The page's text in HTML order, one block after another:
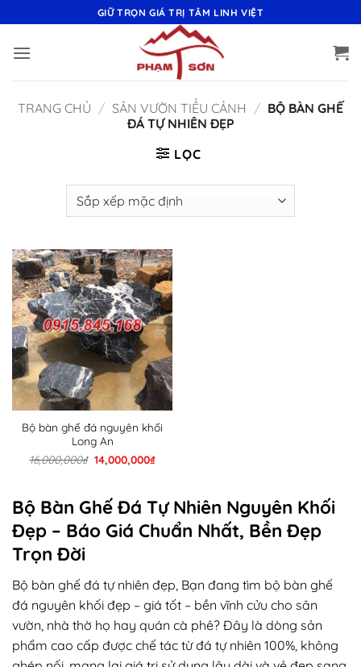
qua
nội
GIỮ TRỌN GIÁ TRỊ TÂM LINH VIỆT
TRANG CHỦ / SÂN VƯỜN TIỂU CẢNH / BỘ BÀN GHẾ
ĐÁ TỰ NHIÊN ĐẸP
LỌC
Bộ bàn ghế đá nguyên khối
Long An
16,000,000₫ Giá
gốc
14,000,000₫Giá
14,000,000₫.
Bộ Bàn Ghế Đá Tự Nhiên Nguyên Khối
Đẹp – Báo Giá Chuẩn Nhất, Bền Đẹp
Trọn Đời
Bộ bàn ghế đá tự nhiên đẹp, Bạn đang tìm bộ bàn ghế
đá nguyên khối đẹp – giá tốt – bền vĩnh cửu cho sân
vườn, nhà thờ họ hay quán cà phê? Đây là dòng sản
phẩm cao cấp được chế tác từ đá tự nhiên 100%, không